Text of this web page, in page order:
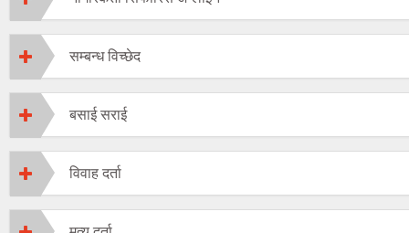
सम्बन्ध विच्छेद
बसाई सराई
विवाह दर्ता